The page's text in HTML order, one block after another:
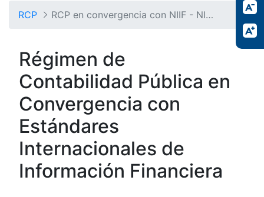
RCP RCP en convergencia con NIIF - NICSP
Régimen de
Contabilidad Pública en
Convergencia con
Estándares
Internacionales de
Información Financiera